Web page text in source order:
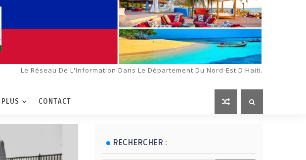
Le Réseau De L'Information Dans Le Département Du Nord-Est D'Haiti.
PLUS CONTACT
RECHERCHER :